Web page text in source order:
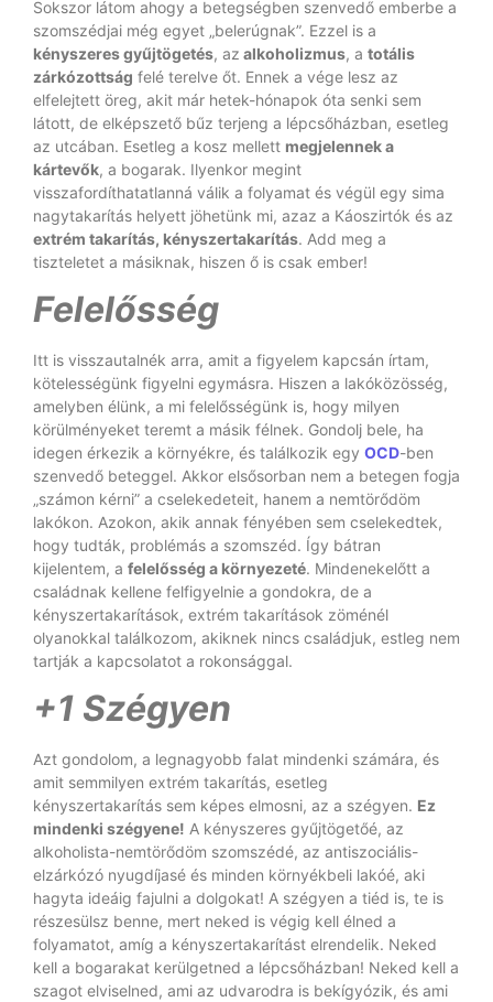
Sokszor látom ahogy a betegségben szenvedő emberbe a
szomszédjai még egyet „belerúgnak”. Ezzel is a
kényszeres gyűjtögetés, az alkoholizmus, a totális
zárkózottság felé terelve őt. Ennek a vége lesz az
elfelejtett öreg, akit már hetek-hónapok óta senki sem
látott, de elképszető bűz terjeng a lépcsőházban, esetleg
az utcában. Esetleg a kosz mellett megjelennek a
kártevők, a bogarak. Ilyenkor megint
visszafordíthatatlanná válik a folyamat és végül egy sima
nagytakarítás helyett jöhetünk mi, azaz a Káoszirtók és az
extrém takarítás, kényszertakarítás. Add meg a
tiszteletet a másiknak, hiszen ő is csak ember!
Felelősség
Itt is visszautalnék arra, amit a figyelem kapcsán írtam,
kötelességünk figyelni egymásra. Hiszen a lakóközösség,
amelyben élünk, a mi felelősségünk is, hogy milyen
körülményeket teremt a másik félnek. Gondolj bele, ha
idegen érkezik a környékre, és találkozik egy OCD-ben
szenvedő beteggel. Akkor elsősorban nem a betegen fogja
„számon kérni” a cselekedeteit, hanem a nemtörődöm
lakókon. Azokon, akik annak fényében sem cselekedtek,
hogy tudták, problémás a szomszéd. Így bátran
kijelentem, a felelősség a környezeté. Mindenekelőtt a
családnak kellene felfigyelnie a gondokra, de a
kényszertakarítások, extrém takarítások zöménél
olyanokkal találkozom, akiknek nincs családjuk, estleg nem
tartják a kapcsolatot a rokonsággal.
+1 Szégyen
Azt gondolom, a legnagyobb falat mindenki számára, és
amit semmilyen extrém takarítás, esetleg
kényszertakarítás sem képes elmosni, az a szégyen. Ez
mindenki szégyene! A kényszeres gyűjtögetőé, az
alkoholista-nemtörődöm szomszédé, az antiszociális-
elzárkózó nyugdíjasé és minden környékbeli lakóé, aki
hagyta ideáig fajulni a dolgokat! A szégyen a tiéd is, te is
részesülsz benne, mert neked is végig kell élned a
folyamatot, amíg a kényszertakarítást elrendelik. Neked
kell a bogarakat kerülgetned a lépcsőházban! Neked kell a
szagot elviselned, ami az udvarodra is bekígyózik, és ami